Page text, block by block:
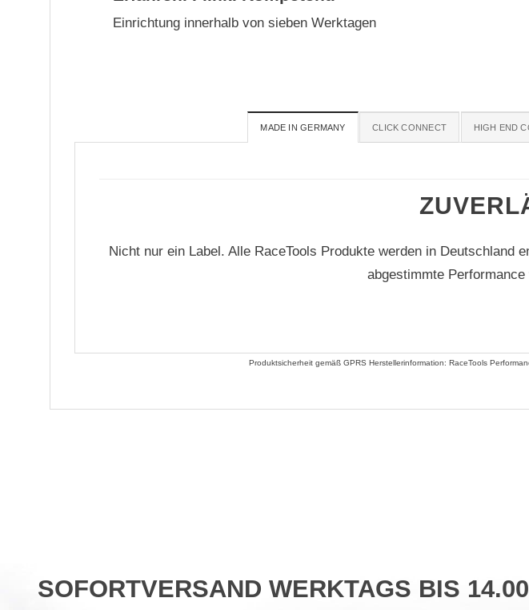
Einrichtung innerhalb von sieben Werktagen
MADE IN GERMANY CLICK CONNECT HIGH END
Nicht nur ein Label. Alle RaceTools Produkte werden in
abgestimmte
Produktsicherheit gemäß GPRS Herstellerinformation: RaceTools
SOFORTVERSAND WERKTAGS BIS